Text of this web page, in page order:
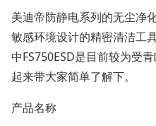
美迪帝防静电系列的无尘净
敏感环境设计的精密清洁工
中FS750ESD是目前较为受
起来带大家简单了解下。
产品名称